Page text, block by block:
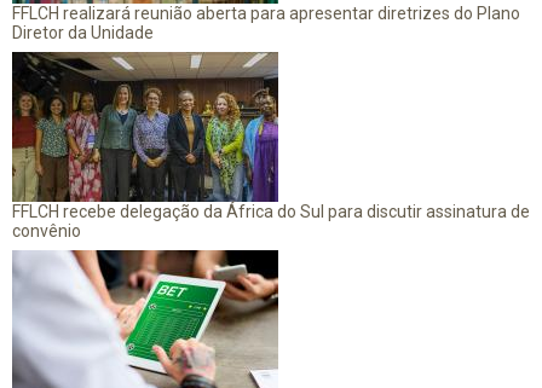
FFLCH realizará reunião aberta para apresentar diretrizes do Plano
Diretor da Unidade
FFLCH recebe delegação da África do Sul para discutir assinatura de
convênio